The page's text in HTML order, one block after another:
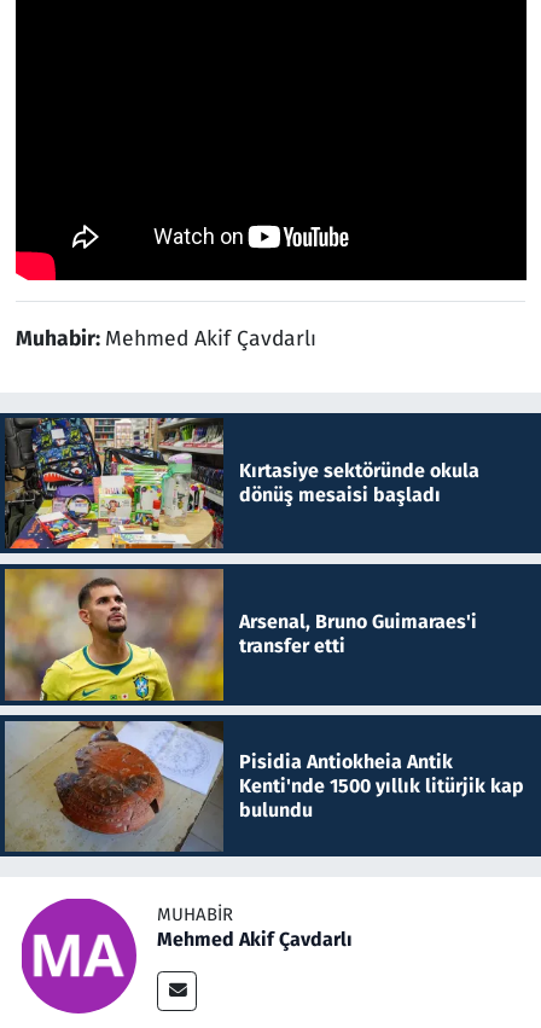
Muhabir: Mehmed Akif Çavdarlı
Kırtasiye sektöründe okula
dönüş mesaisi başladı
Arsenal, Bruno Guimaraes'i
transfer etti
Pisidia Antiokheia Antik
Kenti'nde 1500 yıllık litürjik kap
bulundu
MUHABIR
Mehmed Akif Çavdarlı